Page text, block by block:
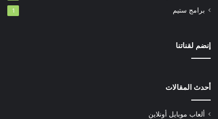
برامج ستيم 1
إنضم لقناتنا
أحدث المقالات
ألعاب موبايل أونلاين